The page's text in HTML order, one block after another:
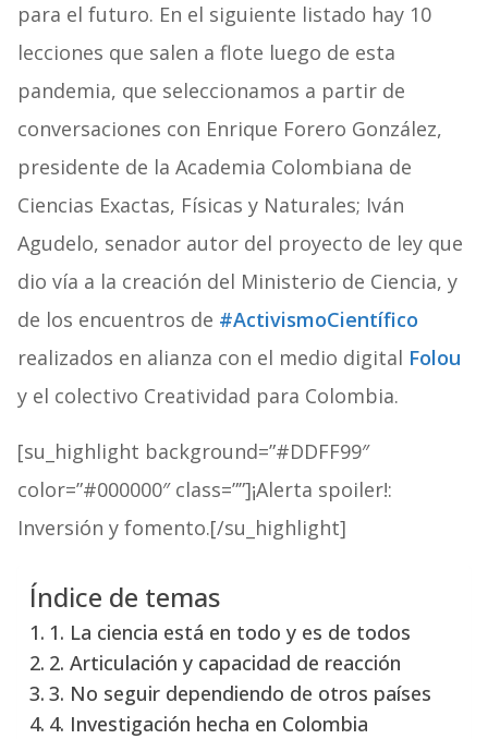
para el futuro. En el siguiente listado hay 10
lecciones que salen a flote luego de esta
pandemia, que seleccionamos a partir de
conversaciones con Enrique Forero González,
presidente de la Academia Colombiana de
Ciencias Exactas, Físicas y Naturales; Iván
Agudelo, senador autor del proyecto de ley que
dio vía a la creación del Ministerio de Ciencia, y
de los encuentros de #ActivismoCientífico
realizados en alianza con el medio digital Folou
y el colectivo Creatividad para Colombia.
[su_highlight background=”#DDFF99″
color=”#000000″ class=””]¡Alerta spoiler!:
Inversión y fomento.[/su_highlight]
Índice de temas
1. La ciencia está en todo y es de todos
2. Articulación y capacidad de reacción
3. No seguir dependiendo de otros países
4. Investigación hecha en Colombia